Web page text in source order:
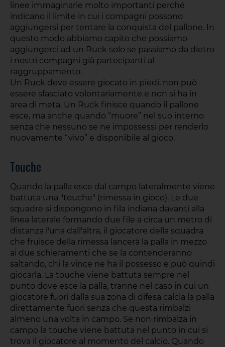
linee immaginarie molto importanti perché
indicano il limite in cui i compagni possono
aggiungersi per tentare la conquista del pallone. In
questo modo abbiamo capito che possiamo
aggiungerci ad un Ruck solo se passiamo da dietro
i nostri compagni già partecipanti al
raggruppamento.
Un Ruck deve essere giocato in piedi, non può
essere sfasciato volontariamente e non si ha in
area di meta. Un Ruck finisce quando il pallone
esce, ma anche quando “muore” nel suo interno
senza che nessuno se ne impossessi per renderlo
nuovamente “vivo” e disponibile al gioco.
Touche
Quando la palla esce dal campo lateralmente viene
battuta una "touche" (rimessa in gioco). Le due
squadre si dispongono in fila indiana davanti alla
linea laterale formando due file a circa un metro di
distanza l'una dall'altra, il giocatore della squadra
che fruisce della rimessa lancerà la palla in mezzo
ai due schieramenti che se la contenderanno
saltando, chi la vince ne ha il possesso e può quindi
giocarla. La touche viene battuta sempre nel
punto dove esce la palla, tranne nel caso in cui un
giocatore fuori dalla sua zona di difesa calcia la palla
direttamente fuori senza che questa rimbalzi
almeno una volta in campo. Se non rimbalza in
campo la touche viene battuta nel punto in cui si
trova il giocatore al momento del calcio. Quando